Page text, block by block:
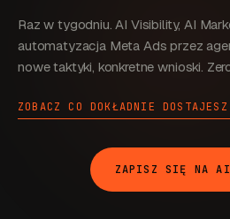
Raz w tygodniu. AI Visibility, AI
automatyzacja Meta Ads przez
nowe taktyki, konkretne wnioski.
ZOBACZ CO DOKŁADNIE
ZAPISZ SIĘ NA AI